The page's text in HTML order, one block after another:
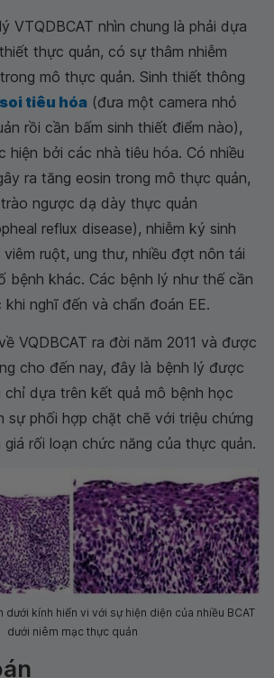
VTQDBCAT nhìn chung là phải dựa
thực quản, có sự thâm nhiễm
mô thực quản. Sinh thiết thông
tiêu hóa (đưa một camera nhỏ
rồi cần bấm sinh thiết điểm nào),
bởi các nhà tiêu hóa. Có nhiều
ra tăng eosin trong mô thực quản,
ngược dạ dày thực quản
reflux disease), nhiễm ký sinh
viêm ruột, ung thư, nhiều đợt nôn tái
bệnh khác. Các bệnh lý như thế cần
nghĩ đến và chẩn đoán EE.
VQDBCAT ra đời năm 2011 và được
cho đến nay, đây là bệnh lý được
chỉ dựa trên kết quả mô bệnh học
sự phối hợp chặt chẽ với triệu chứng
giá rối loạn chức năng của thực quản.
dưới kính hiển vi với sự hiện diện của nhiều BCAT
dưới niêm mạc thực quản